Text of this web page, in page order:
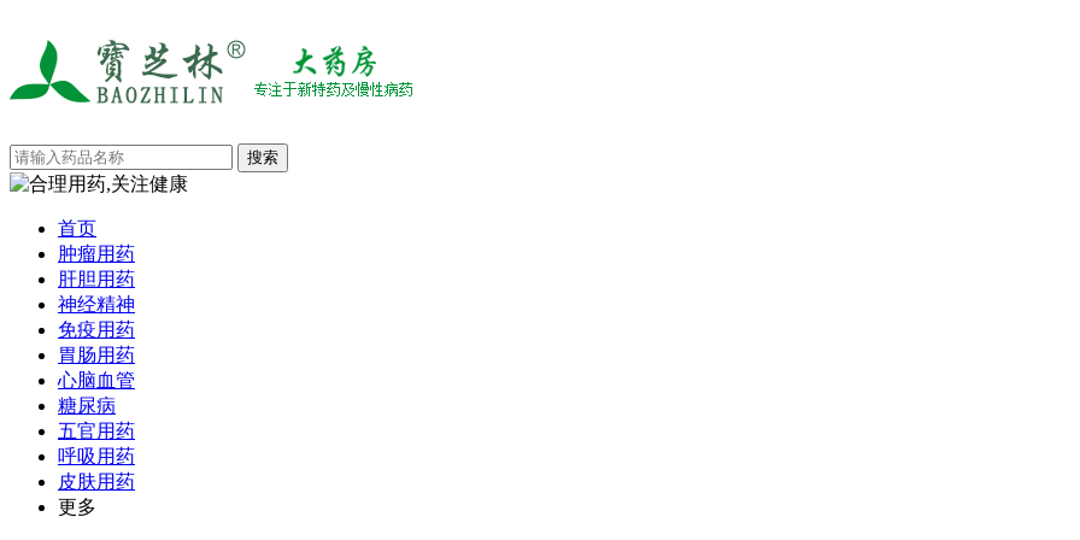
首页
肿瘤用药
肝胆用药
神经精神
免疫用药
胃肠用药
心脑血管
糖尿病
五官用药
呼吸用药
皮肤用药
更多